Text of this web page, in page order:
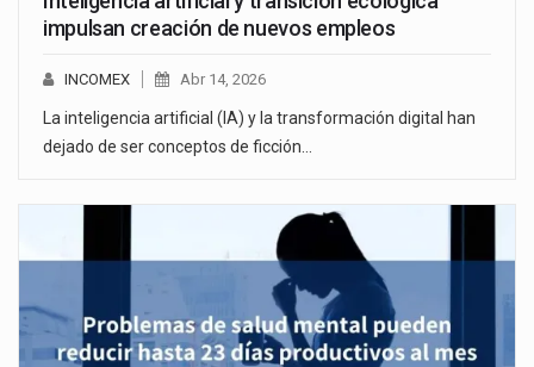
impulsan creación de nuevos empleos
INCOMEX Abr 14, 2026
La inteligencia artificial (IA) y la transformación digital han
dejado de ser conceptos de ficción…